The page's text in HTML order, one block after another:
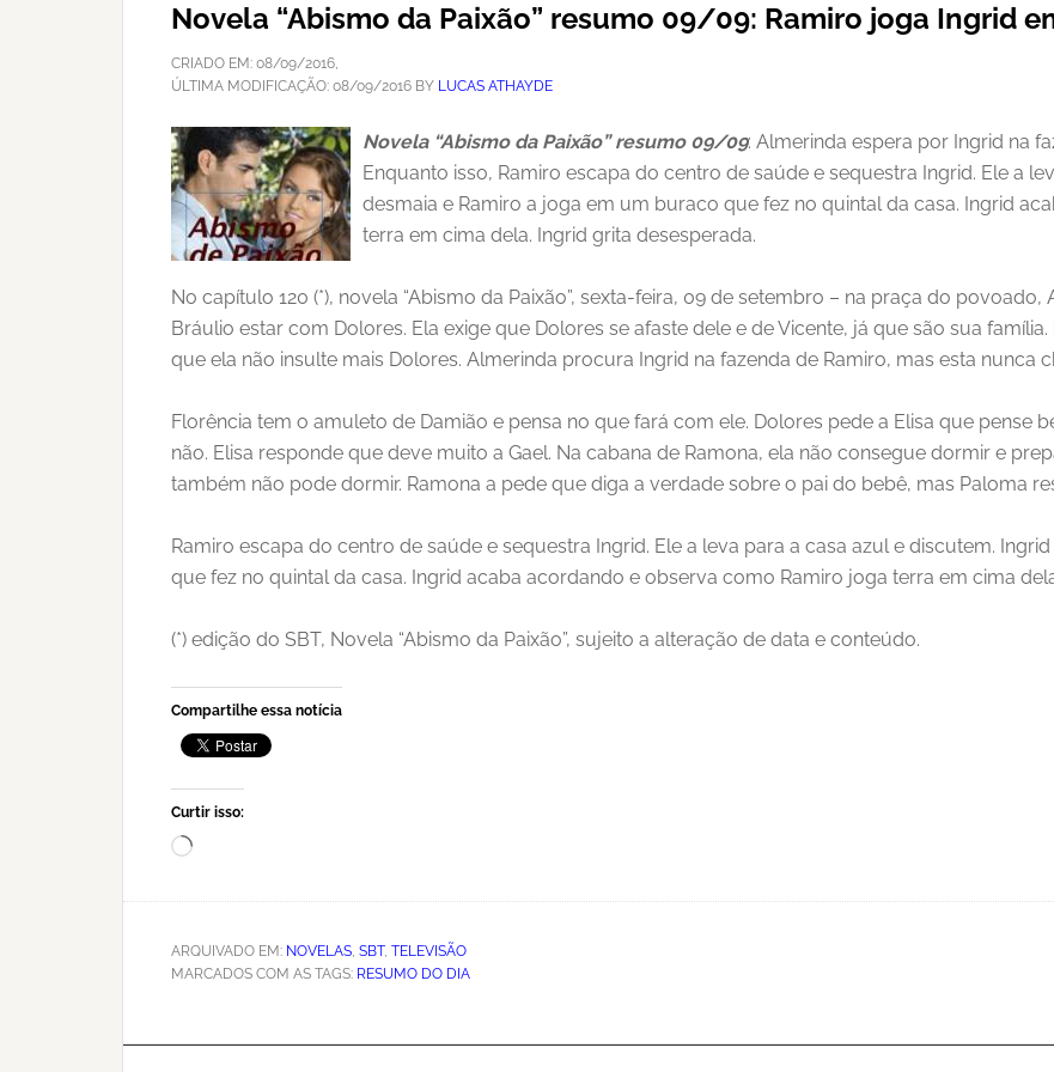
Novela “Abismo da Paixão” resumo 09/09: Ramiro joga Ingrid
CRIADO EM: 08/09/2016,
ÚLTIMA MODIFICAÇÃO: 08/09/2016 BY LUCAS ATHAYDE
Novela “Abismo da Paixão” resumo 09/09: Almerinda espera por Ingrid na
Enquanto isso, Ramiro escapa do centro de saúde e sequestra Ingrid. Ele a
desmaia e Ramiro a joga em um buraco que fez no quintal da casa. Ingrid
terra em cima dela. Ingrid grita desesperada.
No capítulo 120 (*), novela “Abismo da Paixão”, sexta-feira, 09 de setembro – na praça do
Bráulio estar com Dolores. Ela exige que Dolores se afaste dele e de Vicente, já que são sua
que ela não insulte mais Dolores. Almerinda procura Ingrid na fazenda de Ramiro, mas esta nunca
Florência tem o amuleto de Damião e pensa no que fará com ele. Dolores pede a Elisa que pense
não. Elisa responde que deve muito a Gael. Na cabana de Ramona, ela não consegue dormir e
também não pode dormir. Ramona a pede que diga a verdade sobre o pai do bebê, mas Paloma
Ramiro escapa do centro de saúde e sequestra Ingrid. Ele a leva para a casa azul e discutem.
que fez no quintal da casa. Ingrid acaba acordando e observa como Ramiro joga terra em cima
(*) edição do SBT, Novela “Abismo da Paixão”, sujeito a alteração de data e conteúdo.
Compartilhe essa notícia
Curtir isso:
Carregando...
ARQUIVADO EM: NOVELAS, SBT, TELEVISÃO
MARCADOS COM AS TAGS: RESUMO DO DIA